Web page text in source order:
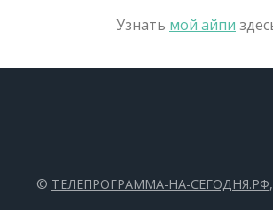
Узнать мой айпи
© ТЕЛЕПРОГРАММА-НА-СЕГОДНЯ.РФ